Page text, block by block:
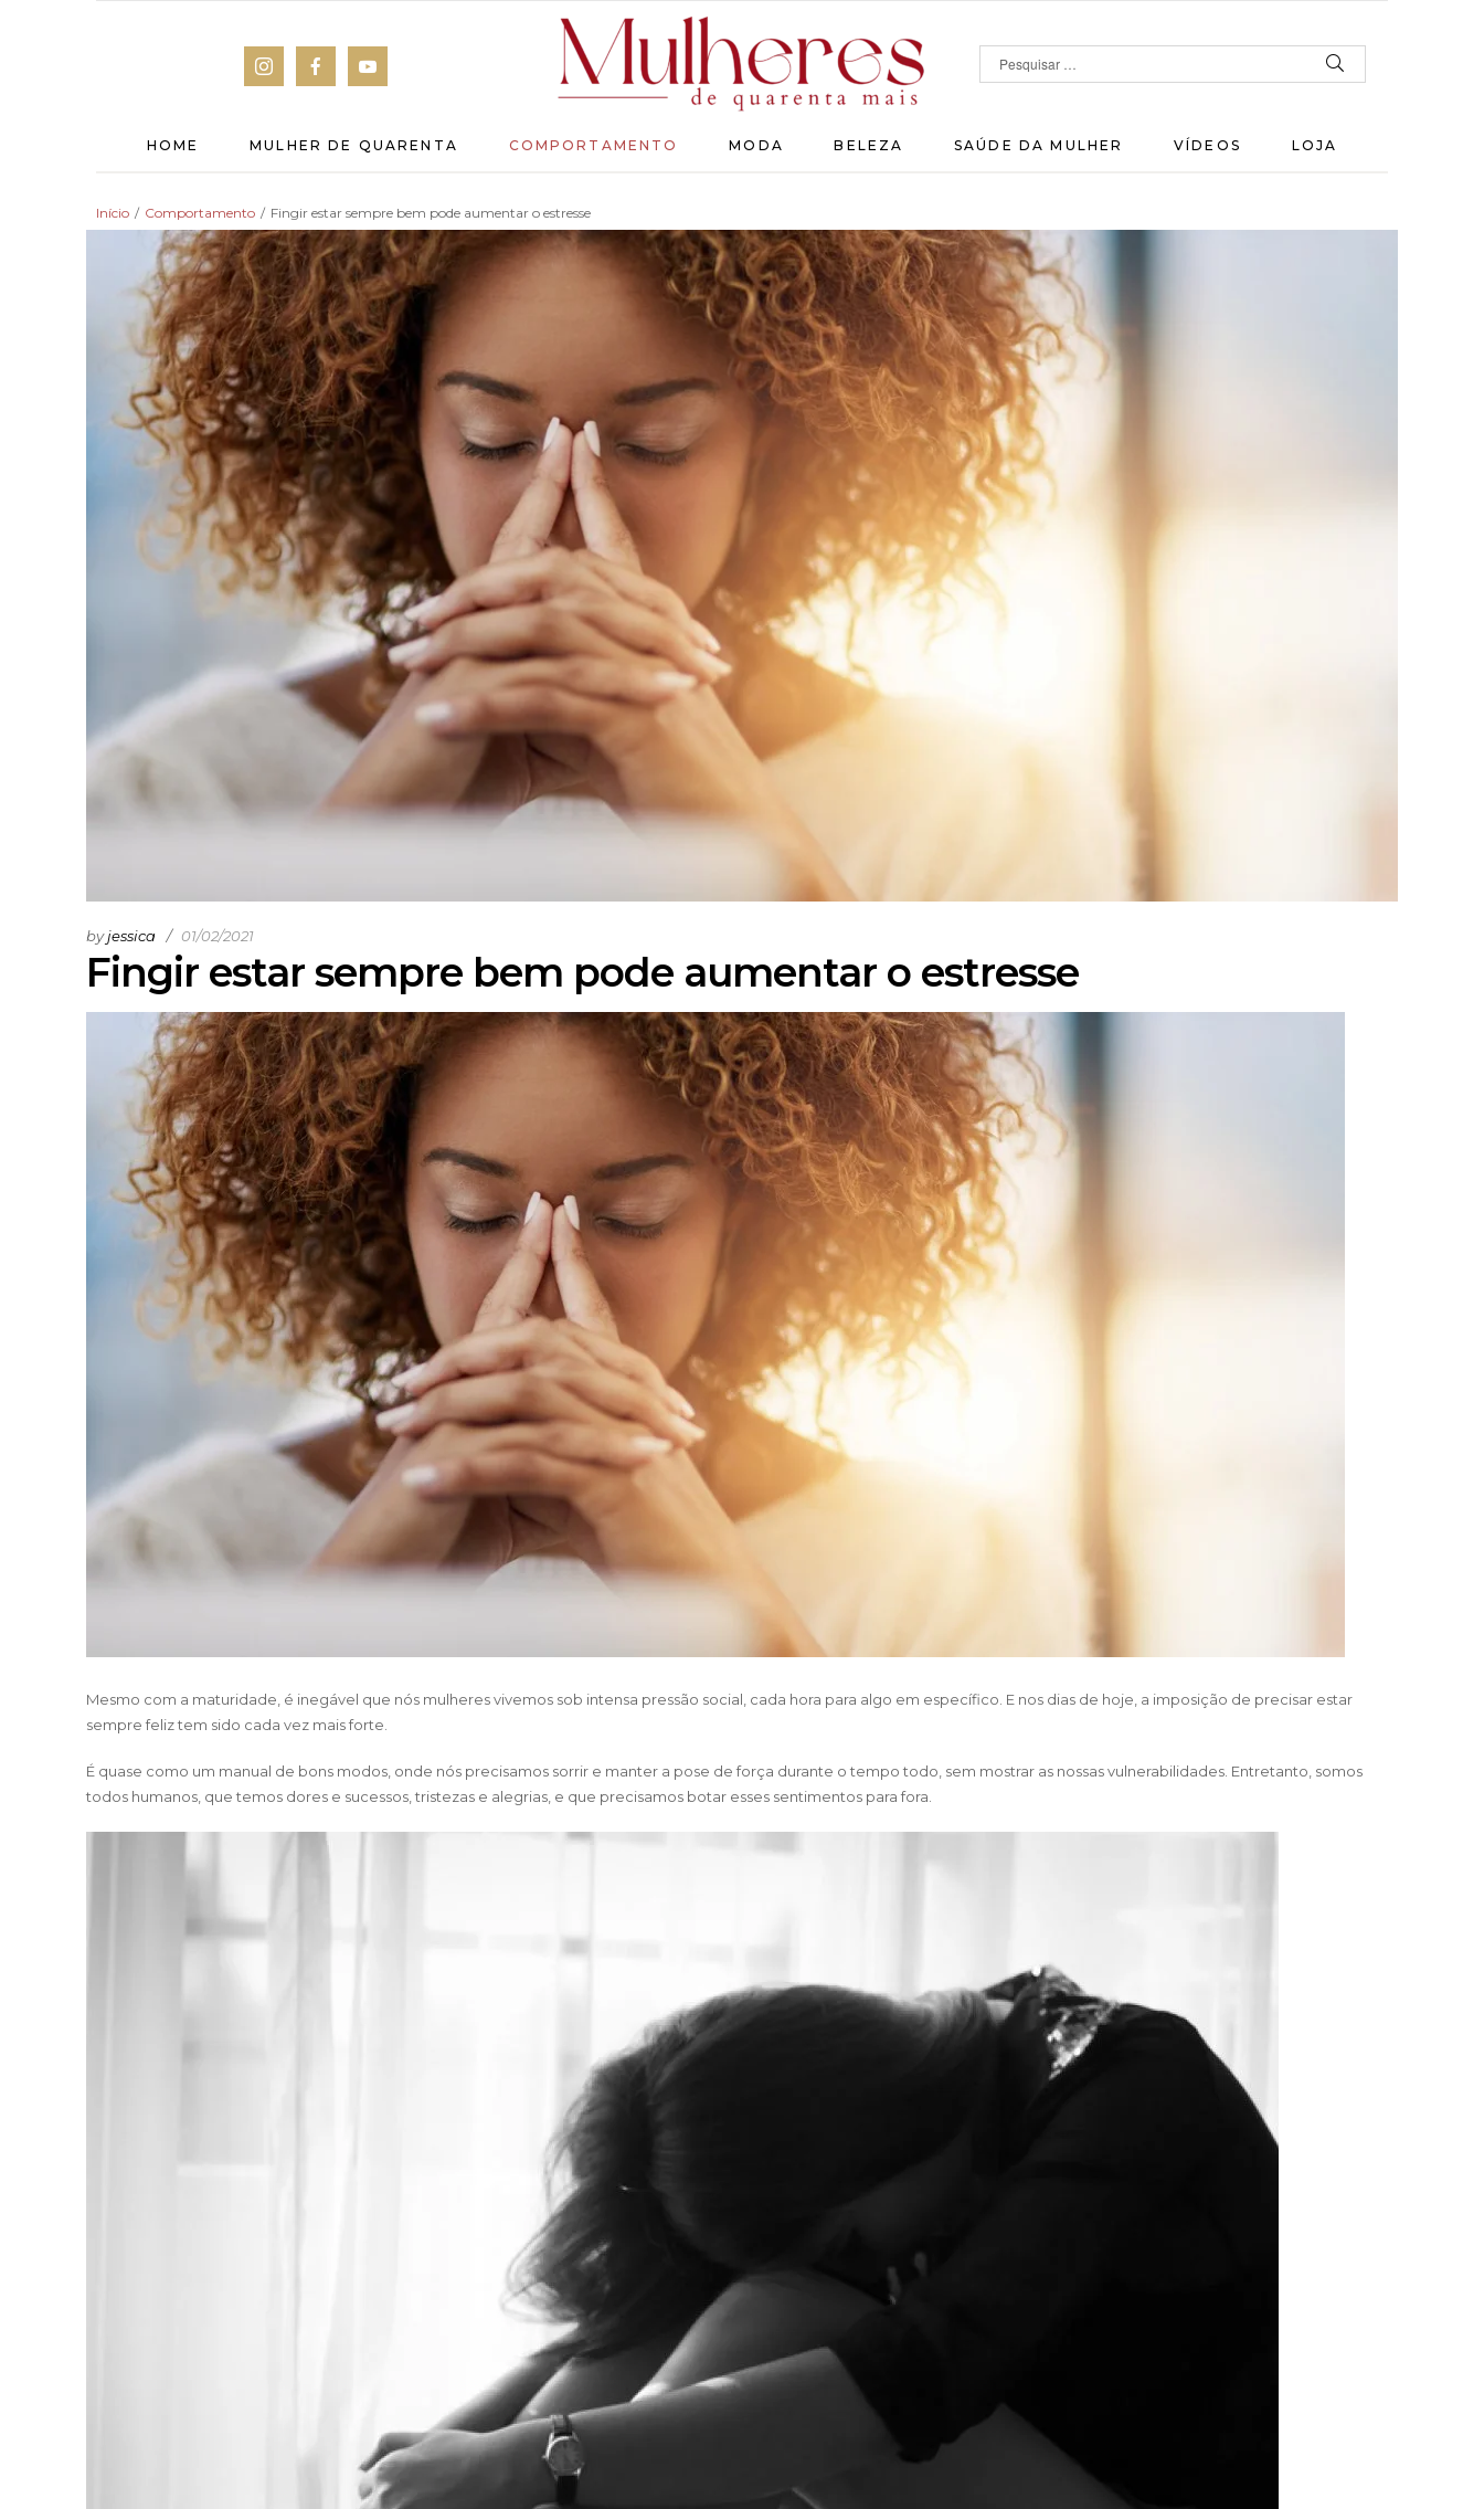
MULHERES
QUARENTA
Para
lá!
HOME MULHER DE QUARENTA COMPORTAMENTO MODA BELEZA SAÚDE DA MULHER VÍDEOS LOJA
Início / Comportamento / Fingir estar sempre bem pode aumentar o estresse
Fingir estar sempre bem pode aumentar o estresse
byjessica 01/02/2021
Mesmo com a maturidade, é inegável que nós mulheres vivemos sob intensa pressão social, cada hora para algo em específico. E nos dias de hoje, a imposição de precisar estar
sempre feliz tem sido cada vez mais forte.
É quase como um manual de bons modos, onde nós precisamos sorrir e manter a pose de força durante o tempo todo, sem mostrar as nossas vulnerabilidades. Entretanto, somos
todos humanos, que temos dores e sucessos, tristezas e alegrias, e que precisamos botar esses sentimentos para fora.